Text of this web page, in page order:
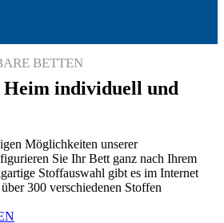
BETTEN
individuell und
Möglichkeiten unserer
Sie Ihr Bett ganz nach Ihrem
Stoffauswahl gibt es im Internet
300 verschiedenen Stoffen